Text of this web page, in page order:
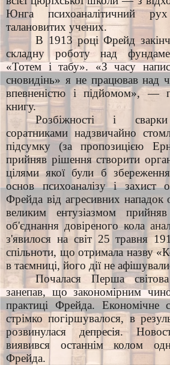
Юнга психоаналітичний
талановитих учених.
В 1913 році Фрейд
складну роботу над
«Тотем і табу». «З часу
сновидінь» я не працював над
впевненістю і підйомом», —
книгу.
Розбіжності і
соратниками надзвичайно
підсумку (за пропозицією
прийняв рішення створити
цілями якої були б
основ психоаналізу і захист
Фрейда від агресивних нападок
великим ентузіазмом
об'єднання довіреного кола
з'явилося на світ 25 травня
спільноти, що отримала назву
в таємниці, його дії не
Почалася Перша
занепав, що закономірним
практиці Фрейда. Економічне
стрімко погіршувалося, в
розвинулася депресія.
виявився останнім колом
Фрейда.